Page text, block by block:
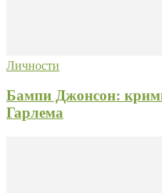
Личности
Бампи Джонсон:
Гарлема